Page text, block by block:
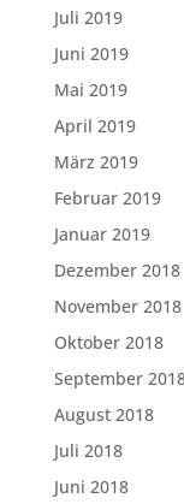
Juli 2019
Juni 2019
Mai 2019
April 2019
März 2019
Februar 2019
Januar 2019
Dezember 2018
November 2018
Oktober 2018
September
August 2018
Juli 2018
Juni 2018